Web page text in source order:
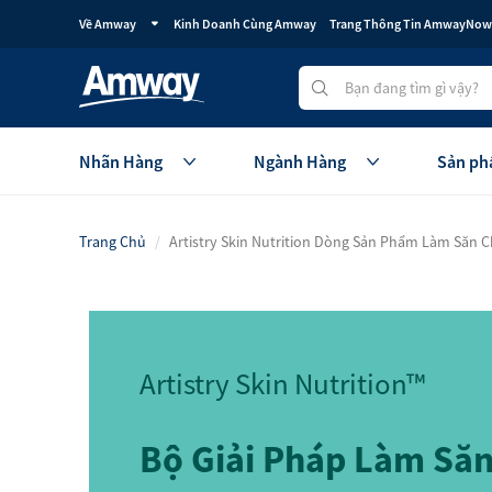
Về Amway Kinh Doanh Cùng Amway Trang Thông Tin AmwayNow
Nhãn Hàng Ngành Hàng
Dinh Dưỡng Và Sức Khỏe
Buổi Sáng Dinh Dưỡng
Dinh Dưỡng Trẻ Em
Xem
Sản
Trang Chủ Artistry Skin Nutrition Dòng Sản Phẩm Làm Săn
Artistry Skin Nutrition™
Bộ Giải Pháp Làm